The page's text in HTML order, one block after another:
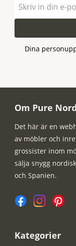
Dina
Om Pure
Det här är en
av möbler och
grossister inom
sälja snygg
och Spanien.
Kategorier